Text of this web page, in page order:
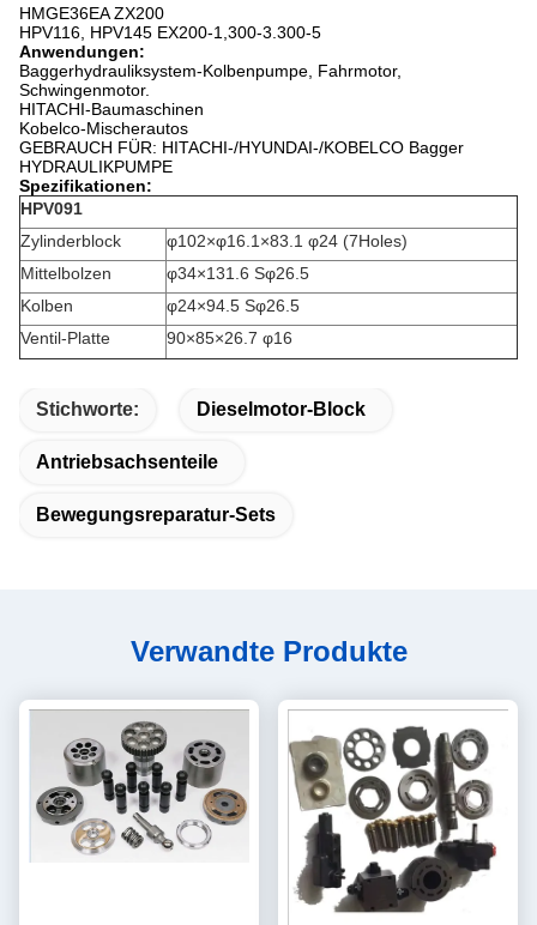
HMGE36EA ZX200
HPV116, HPV145 EX200-1,300-3.300-5
Anwendungen:
Baggerhydrauliksystem-Kolbenpumpe, Fahrmotor,
Schwingenmotor.
HITACHI-Baumaschinen
Kobelco-Mischerautos
GEBRAUCH FÜR: HITACHI-/HYUNDAI-/KOBELCO Bagger
HYDRAULIKPUMPE
Spezifikationen:
HPV091
Zylinderblock
φ102×φ16.1×83.1 φ24 (7Holes)
Mittelbolzen
φ34×131.6 Sφ26.5
Kolben
φ24×94.5 Sφ26.5
Ventil-Platte
90×85×26.7 φ16
Stichworte: Dieselmotor-Block
Antriebsachsenteile
Bewegungsreparatur-Sets
Verwandte Produkte